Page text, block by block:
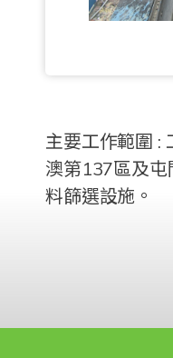
主要工作範圍 :
澳第137區及
料篩選設施。